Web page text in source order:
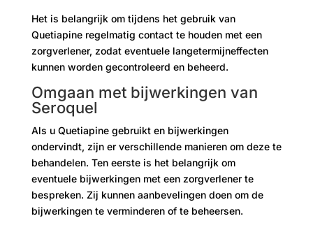
Het is belangrijk om tijdens het gebruik van
Quetiapine regelmatig contact te houden met een
zorgverlener, zodat eventuele langetermijneffecten
kunnen worden gecontroleerd en beheerd.
Omgaan met bijwerkingen van
Seroquel
Als u Quetiapine gebruikt en bijwerkingen
ondervindt, zijn er verschillende manieren om deze te
behandelen. Ten eerste is het belangrijk om
eventuele bijwerkingen met een zorgverlener te
bespreken. Zij kunnen aanbevelingen doen om de
bijwerkingen te verminderen of te beheersen.